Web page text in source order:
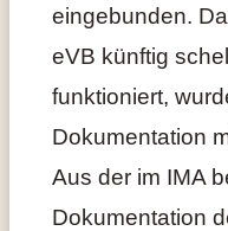
eingebunden.
eVB künftig
funktioniert,
Dokumentation
Aus der im IMA
Dokumentation